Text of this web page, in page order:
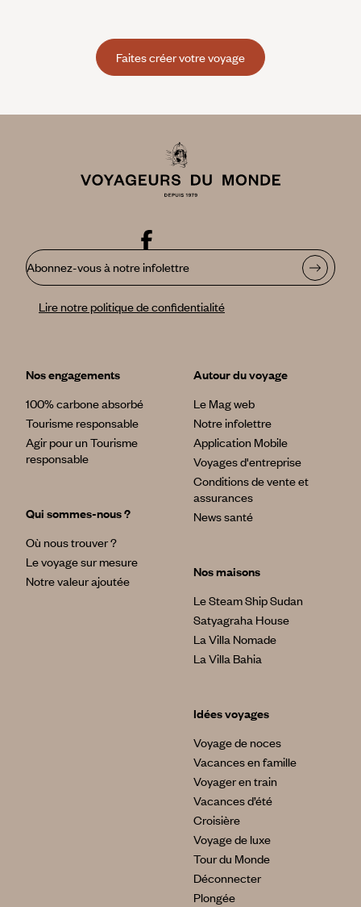
Faites créer votre voyage
Abonnez-vous à notre infolettre
Lire notre politique de confidentialité
Nos engagements
100% carbone absorbé
Tourisme responsable
Agir pour un Tourisme
responsable
Qui sommes-nous ?
Où nous trouver ?
Le voyage sur mesure
Notre valeur ajoutée
Autour du voyage
Le Mag web
Notre infolettre
Application Mobile
Voyages d'entreprise
Conditions de vente et
assurances
News santé
Nos maisons
Le Steam Ship Sudan
Satyagraha House
La Villa Nomade
La Villa Bahia
Idées voyages
Voyage de noces
Vacances en famille
Voyager en train
Vacances d’été
Croisière
Voyage de luxe
Tour du Monde
Déconnecter
Plongée